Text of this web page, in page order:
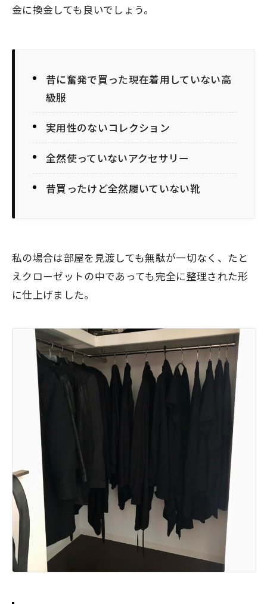
金に換金しても良いでしょう。
昔に奮発で買った現在着用していない高
級服
実用性のないコレクション
全然使っていないアクセサリー
昔買ったけど全然履いていない靴
私の場合は部屋を見渡しても無駄が一切なく、たと
えクローゼットの中であっても完全に整理された形
に仕上げました。